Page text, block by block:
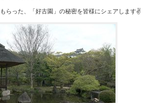
らった、「好古園」の秘密を皆様にシェアします✌️